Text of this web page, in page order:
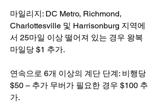
마일리지: DC Metro, Richmond,
Charlottesville 및 Harrisonburg 지역에
서 25마일 이상 떨어져 있는 경우 왕복
마일당 $1 추가.
연속으로 6개 이상의 계단 단계: 비행당
$50 – 추가 무버가 필요한 경우 $100 추
가.